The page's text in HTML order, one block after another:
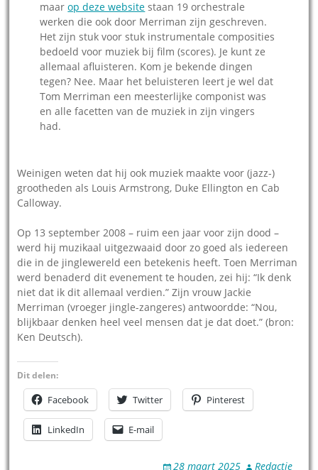
maarop deze website staan 19 orchestrale
werken die ook door Merriman zijn geschreven.
Het zijn stuk voor stuk instrumentale composities
bedoeld voor muziek bij film (scores). Je kunt ze
allemaal afluisteren. Kom je bekende dingen
tegen? Nee. Maar het beluisteren leert je wel dat
Tom Merriman een meesterlijke componist was
en alle facetten van de muziek in zijn vingers
had.
Weinigen weten dat hij ook muziek maakte voor (jazz-)
grootheden als Louis Armstrong, Duke Ellington en Cab
Calloway.
Op 13 september 2008 – ruim een jaar voor zijn dood –
werd hij muzikaal uitgezwaaid door zo goed als iedereen
die in de jinglewereld een betekenis heeft. Toen Merriman
werd benaderd dit evenement te houden, zei hij: “Ik denk
niet dat ik dit allemaal verdien.” Zijn vrouw Jackie
Merriman (vroeger jingle-zangeres) antwoordde: “Nou,
blijkbaar denken heel veel mensen dat je dat doet.” (bron:
Ken Deutsch).
Dit delen:
Facebook Twitter Pinterest
LinkedIn E-mail
28 maart 2025 Redactie